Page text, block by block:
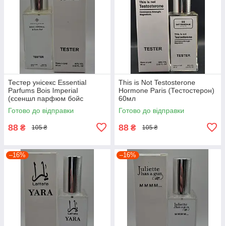
Тестер унісекс Essential
Parfums Bois Imperial
(єсеншл парфюм бойс
империал) 60 мл
Готово до відправки
88 ₴ 105 ₴
This is Not Testosterone
Hormone Paris (Тестостерон)
60мл
Готово до відправки
88 ₴ 105 ₴
–16% –16%